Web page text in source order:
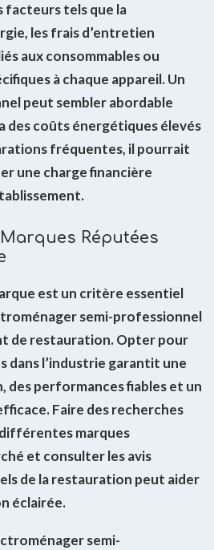
facteurs tels que la
les frais d’entretien
aux consommables ou
à chaque appareil. Un
peut sembler abordable
des coûts énergétiques élevés
fréquentes, il pourrait
une charge financière
Réputées
est un critère essentiel
semi-professionnel
de restauration. Opter pour
dans l’industrie garantit une
des performances fiables et un
Faire des recherches
marques
et consulter les avis
de la restauration peut aider
éclairée.
semi-